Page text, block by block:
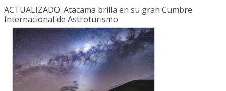
ACTUALIZADO: Atacama brilla en su gran Cumbre
Internacional de Astroturismo